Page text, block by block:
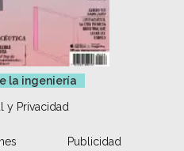
la ingeniería
y Privacidad
Publicidad